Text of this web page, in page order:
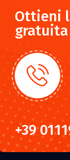
Ottieni
gratuita
+39